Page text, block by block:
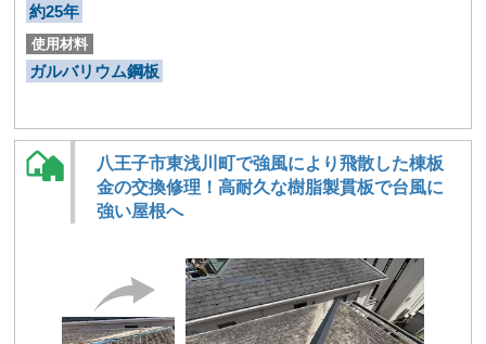
約25年
使用材料
ガルバリウム鋼板
八王子市東浅川町で強風により飛散した棟板
金の交換修理！高耐久な樹脂製貫板で台風に
強い屋根へ